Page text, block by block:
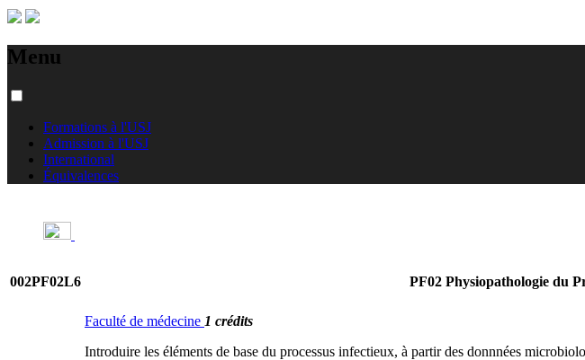
Menu
Formations à l'USJ
Admission à l'USJ
International
Équivalences
002PF02L6 PF02 Physiopathologie du
Faculté de médecine 1 crédits
Introduire les éléments de base du processus infectieux, à partir des donnnées